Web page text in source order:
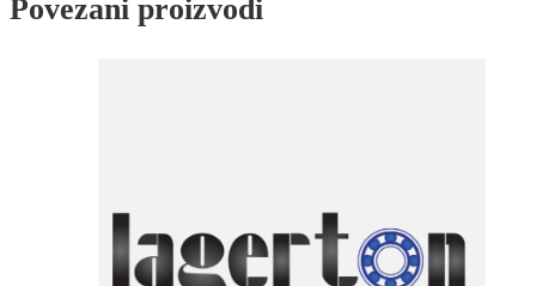
Povezani proizvodi